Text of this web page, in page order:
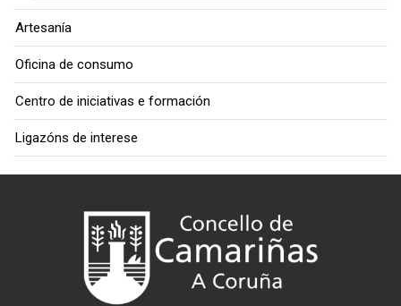
Artesanía
Oficina de consumo
Centro de iniciativas e formación
Ligazóns de interese